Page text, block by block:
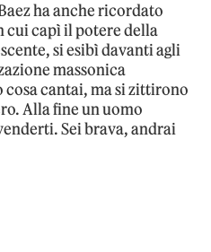
ha anche ricordato
cui capì il potere della
si esibì davanti agli
massonica
cantai, ma si zittirono
Alla fine un uomo
Sei brava, andrai